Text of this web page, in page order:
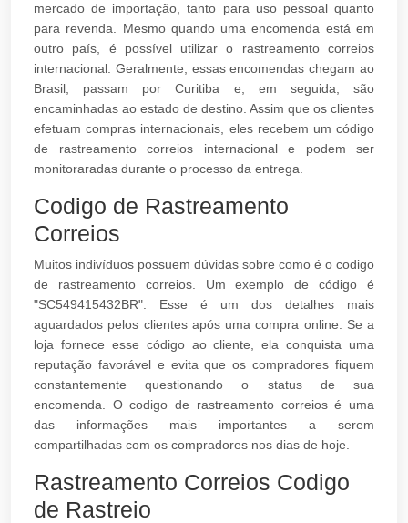
mercado de importação, tanto para uso pessoal quanto
para revenda. Mesmo quando uma encomenda está em
outro país, é possível utilizar o rastreamento correios
internacional. Geralmente, essas encomendas chegam ao
Brasil, passam por Curitiba e, em seguida, são
encaminhadas ao estado de destino. Assim que os clientes
efetuam compras internacionais, eles recebem um código
de rastreamento correios internacional e podem ser
monitoraradas durante o processo da entrega.
Codigo de Rastreamento
Correios
Muitos indivíduos possuem dúvidas sobre como é o codigo
de rastreamento correios. Um exemplo de código é
"SC549415432BR". Esse é um dos detalhes mais
aguardados pelos clientes após uma compra online. Se a
loja fornece esse código ao cliente, ela conquista uma
reputação favorável e evita que os compradores fiquem
constantemente questionando o status de sua
encomenda. O codigo de rastreamento correios é uma
das informações mais importantes a serem
compartilhadas com os compradores nos dias de hoje.
Rastreamento Correios Codigo
de Rastreio